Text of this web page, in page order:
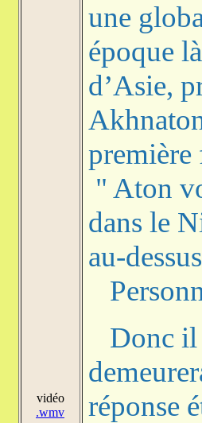
vidéo
.wmv
une
époque
d’Asie,
" Aton
dans le
au-
Donc il
réponse